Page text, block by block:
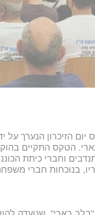
הזיכרון הנערך על
וחברי כיתת